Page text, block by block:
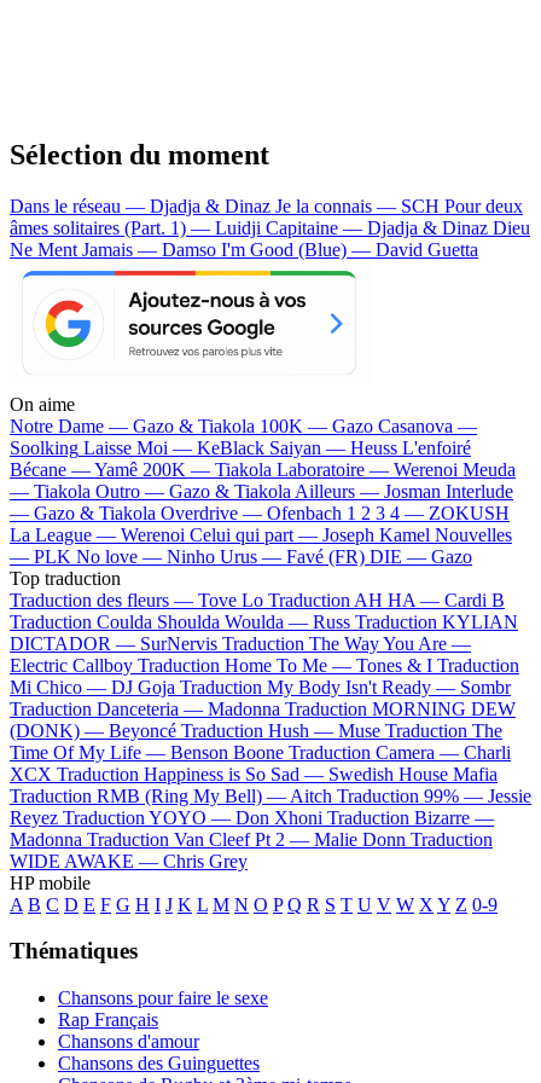
Sélection du moment
Dans le réseau — Djadja & Dinaz Je la connais — SCH Pour deux
âmes solitaires (Part. 1) — Luidji Capitaine — Djadja & Dinaz Dieu
Ne Ment Jamais — Damso I'm Good (Blue) — David Guetta
On aime
Notre Dame — Gazo & Tiakola 100K — Gazo Casanova —
Soolking Laisse Moi — KeBlack Saiyan — Heuss L'enfoiré
Bécane —Yamê 200K — Tiakola Laboratoire — Werenoi Meuda
— Tiakola Outro — Gazo & Tiakola Ailleurs — Josman Interlude
— Gazo & Tiakola Overdrive — Ofenbach 1 2 3 4 — ZOKUSH
La League — Werenoi Celui qui part — Joseph Kamel Nouvelles
— PLK No love — Ninho Urus — Favé (FR) DIE — Gazo
Top traduction
Traduction des fleurs — Tove Lo Traduction AH HA — Cardi B
Traduction Coulda Shoulda Woulda — Russ Traduction KYLIAN
DICTADOR — SurNervis Traduction The Way You Are —
Electric Callboy Traduction Home To Me — Tones & I Traduction
Mi Chico — DJ Goja Traduction My Body Isn't Ready — Sombr
Traduction Danceteria — Madonna Traduction MORNING DEW
(DONK) — Beyoncé Traduction Hush — Muse Traduction The
Time Of My Life — Benson Boone Traduction Camera — Charli
XCX Traduction Happiness is So Sad — Swedish House Mafia
Traduction RMB (Ring My Bell) — Aitch Traduction 99% — Jessie
Reyez Traduction YOYO — Don Xhoni Traduction Bizarre —
Madonna Traduction Van Cleef Pt 2 — Malie Donn Traduction
WIDE AWAKE — Chris Grey
HP mobile
A B C D E F G H I J K L M N O P Q R S T U V W X Y Z 0-9
Thématiques
Chansons pour faire le sexe
Rap Français
Chansons d'amour
Chansons des Guinguettes